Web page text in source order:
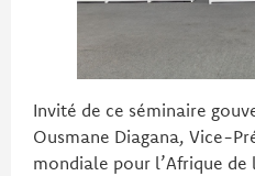
Invité de ce séminaire
Ousmane Diagana, Vice-
mondiale pour l’Afrique de